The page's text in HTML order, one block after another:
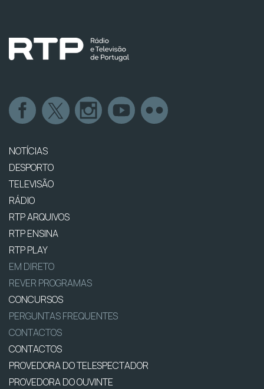
NOTÍCIAS
DESPORTO
TELEVISÃO
RÁDIO
RTP ARQUIVOS
RTP ENSINA
RTP PLAY
EM DIRETO
REVER PROGRAMAS
CONCURSOS
PERGUNTAS FREQUENTES
CONTACTOS
CONTACTOS
PROVEDORA DO TELESPECTADOR
PROVEDORA DO OUVINTE